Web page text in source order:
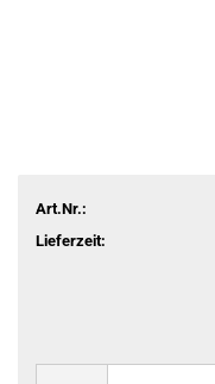
Art.Nr.:
Lieferzeit: